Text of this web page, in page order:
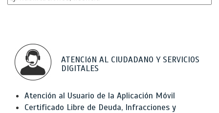
ATENCIóN AL CIUDADANO Y SERVICIOS
DIGITALES
Atención al Usuario de la Aplicación Móvil
Certificado Libre de Deuda, Infracciones y